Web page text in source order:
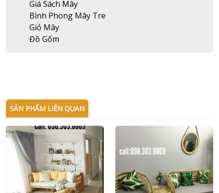
Giá Sách Mây
Bình Phong Mây Tre
Giỏ Mây
Đồ Gốm
SẢN PHẨM LIÊN QUAN